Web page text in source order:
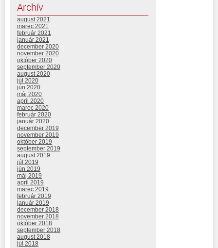
Archív
august 2021
marec 2021
február 2021
január 2021
december 2020
november 2020
október 2020
september 2020
august 2020
júl 2020
jún 2020
máj 2020
apríl 2020
marec 2020
február 2020
január 2020
december 2019
november 2019
október 2019
september 2019
august 2019
júl 2019
jún 2019
máj 2019
apríl 2019
marec 2019
február 2019
január 2019
december 2018
november 2018
október 2018
september 2018
august 2018
júl 2018